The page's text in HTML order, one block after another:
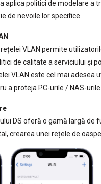
aplica politici de modelare a
de nevoile lor specifice.
VLAN permite
de calitate a serviciului și
VLAN este cel mai adesea
a proteja PC-urile / NAS-
DS oferă o gamă largă
crearea unei rețele de